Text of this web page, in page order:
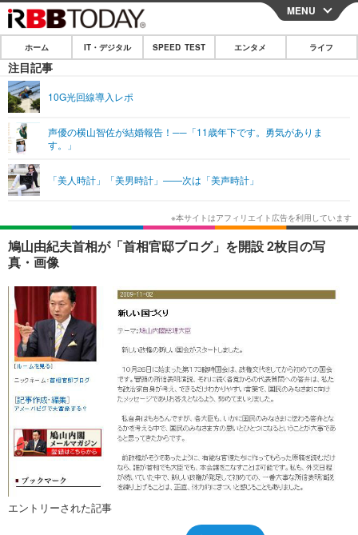
CLOSE
ホーム
IT・デジタル
ショッピング その他
SPEED TEST
エンタメ
エンタメTOP 映画・ドラマ
韓国・芸能
音楽 スポーツ
ショッピング
ライフ
ライフTOP グルメ
ペット ショッピング
その他
リリース一覧
プッシュ通知の停止方法
MENU
ホーム IT・デジタル SPEED TEST エンタメ ライフ
注目記事
10G光回線導入レポ
声優の横山智佐が結婚報告！──「11歳年下です。勇気がありま
す。」
「美人時計」「美男時計」——次は「美声時計」
鳩山由紀夫首相が「首相官邸ブログ」を開設 2枚目の写
真・画像
エントリーされた記事